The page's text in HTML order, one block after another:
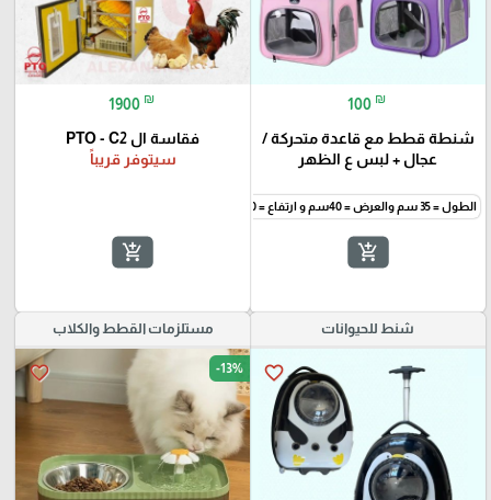
100 ₪
شنطة قطط مع قاعدة متحركة /
عجال + لبس ع الظهر
الطول = 35 سم والعرض = 40سم و ارتفاع = 30 سم
add_shopping_cart
1900 ₪
فقاسة ال PTO - C2
سيتوفر قريباً
add_shopping_cart
شنط للحيوانات
favorite_border
مستلزمات القطط والكلاب
favorite_border -13%